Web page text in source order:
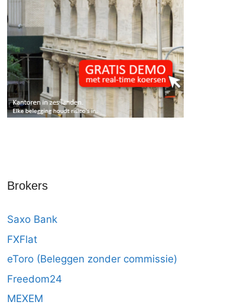
Brokers
Saxo Bank
FXFlat
eToro (Beleggen zonder commissie)
Freedom24
MEXEM